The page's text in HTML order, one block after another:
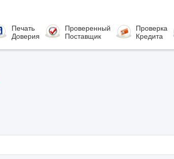
Печать
Доверия
Проверенный
Поставщик
Проверка
Кредита